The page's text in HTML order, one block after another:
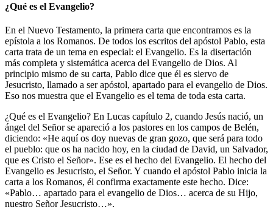
¿Qué es el Evangelio?
En el Nuevo Testamento, la primera carta que encontramos es la
epístola a los Romanos. De todos los escritos del apóstol Pablo, esta
carta trata de un tema en especial: el Evangelio. Es la disertación
más completa y sistemática acerca del Evangelio de Dios. Al
principio mismo de su carta, Pablo dice que él es siervo de
Jesucristo, llamado a ser apóstol, apartado para el evangelio de Dios.
Eso nos muestra que el Evangelio es el tema de toda esta carta.
¿Qué es el Evangelio? En Lucas capítulo 2, cuando Jesús nació, un
ángel del Señor se apareció a los pastores en los campos de Belén,
diciendo: «He aquí os doy nuevas de gran gozo, que será para todo
el pueblo: que os ha nacido hoy, en la ciudad de David, un Salvador,
que es Cristo el Señor». Ese es el hecho del Evangelio. El hecho del
Evangelio es Jesucristo, el Señor. Y cuando el apóstol Pablo inicia la
carta a los Romanos, él confirma exactamente este hecho. Dice:
«Pablo… apartado para el evangelio de Dios… acerca de su Hijo,
nuestro Señor Jesucristo…».